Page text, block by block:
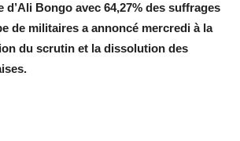
Bongo avec 64,27% des suffrages
de militaires a annoncé mercredi à la
du scrutin et la dissolution des